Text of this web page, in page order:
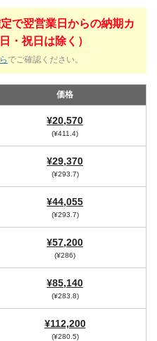
で翌営業日からの納期カ
・祝日は除く）
でご確認ください。
価格
¥20,570
(¥411.4)
¥29,370
(¥293.7)
¥44,055
(¥293.7)
¥57,200
(¥286)
¥85,140
(¥283.8)
¥112,200
(¥280.5)